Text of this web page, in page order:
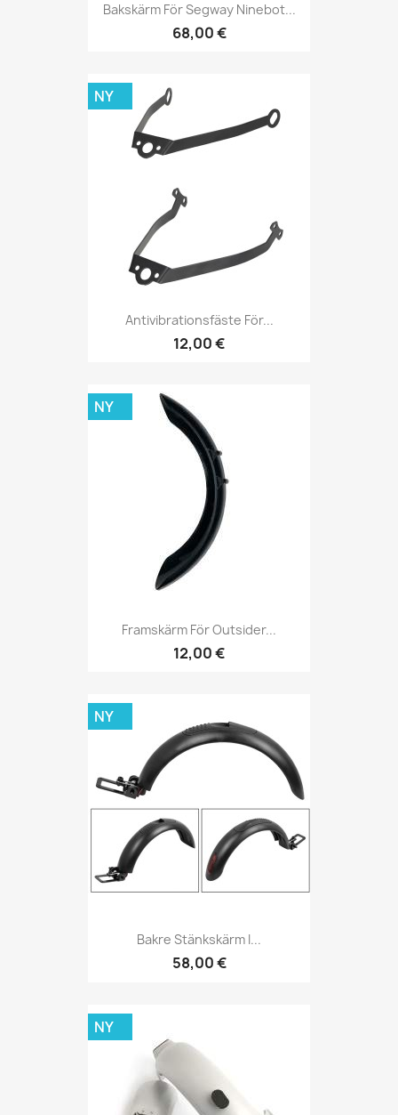
Bakskärm För Segway Ninebot...
68,00 €
Antivibrationsfäste För...
12,00 €
NY
Framskärm För Outsider...
12,00 €
NY
Bakre Stänkskärm I...
58,00 €
NY
NY